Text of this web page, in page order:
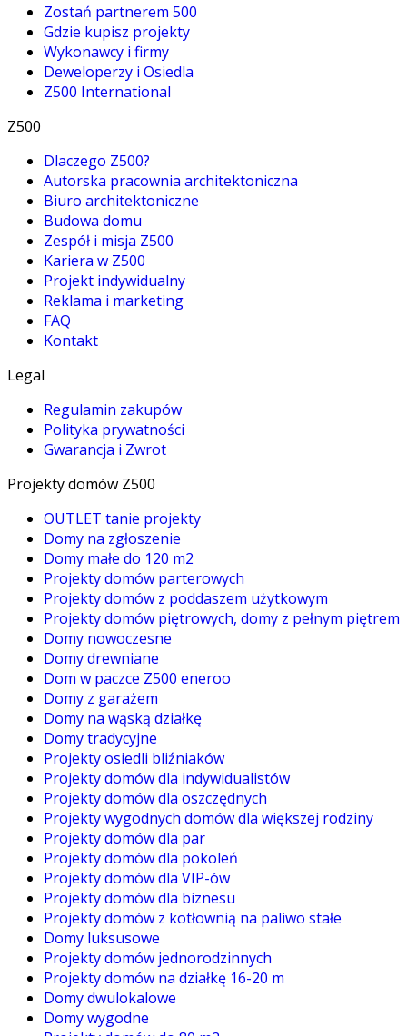
Zostań partnerem 500
Gdzie kupisz projekty
Wykonawcy i firmy
Deweloperzy i Osiedla
Z500 International
Z500
Dlaczego Z500?
Autorska pracownia architektoniczna
Biuro architektoniczne
Budowa domu
Zespół i misja Z500
Kariera w Z500
Projekt indywidualny
Reklama i marketing
FAQ
Kontakt
Legal
Regulamin zakupów
Polityka prywatności
Gwarancja i Zwrot
Projekty domów Z500
OUTLET tanie projekty
Domy na zgłoszenie
Domy małe do 120 m2
Projekty domów parterowych
Projekty domów z poddaszem użytkowym
Projekty domów piętrowych, domy z pełnym piętrem
Domy nowoczesne
Domy drewniane
Dom w paczce Z500 eneroo
Domy z garażem
Domy na wąską działkę
Domy tradycyjne
Projekty osiedli bliźniaków
Projekty domów dla indywidualistów
Projekty domów dla oszczędnych
Projekty wygodnych domów dla większej rodziny
Projekty domów dla par
Projekty domów dla pokoleń
Projekty domów dla VIP-ów
Projekty domów dla biznesu
Projekty domów z kotłownią na paliwo stałe
Domy luksusowe
Projekty domów jednorodzinnych
Projekty domów na działkę 16-20 m
Domy dwulokalowe
Domy wygodne